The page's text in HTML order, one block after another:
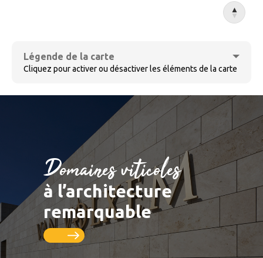
LUXEMBOURG DEUTSCHLAND
FRANCE
Saar
Cochem
Schengen
Wormeldange
Bernkastel-Kues
Thionville
Saarburg
Légende de la carte
Cliquez pour activer ou désactiver les éléments de la carte
Domaines viticoles
Villages viticoles
Ensemble de villages
Vignobles
Pistes cyclables
Domaines viticoles
à l’architecture
remarquable